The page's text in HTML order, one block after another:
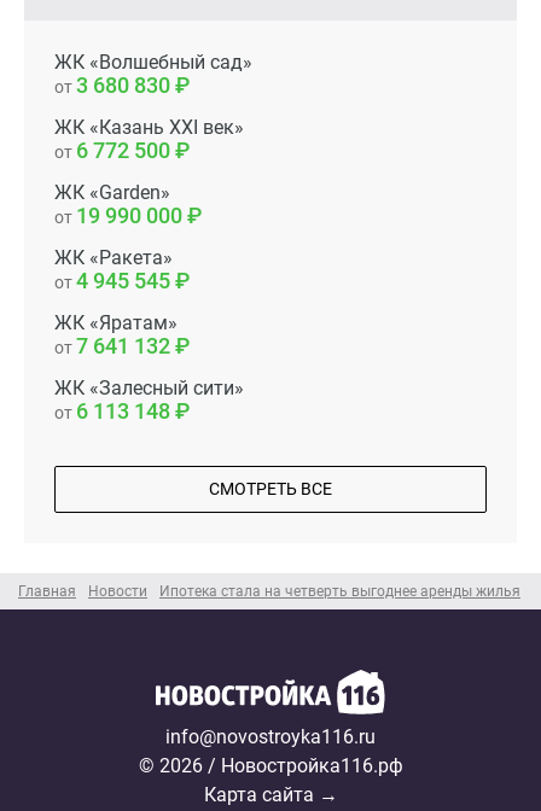
Главная Новости Ипотека стала на четверть выгоднее аренды жилья
ЖК «Волшебный сад»
от3 680 830
ЖК «Казань XXI век»
от 6 772 500
ЖК «Garden»
от 19 990 000
ЖК «Ракета»
от4 945 545
ЖК «Яратам»
от7 641 132
ЖК «Залесный сити»
от 6 113 148
СМОТРЕТЬ ВСЕ
info@novostroyka116.ru
© 2026 / Новостройка116.рф
Карта сайта →